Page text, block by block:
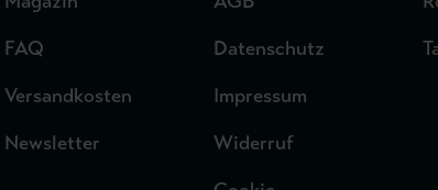
FAQ
Versandkosten
Newsletter
Datenschutz
Impressum
Widerruf